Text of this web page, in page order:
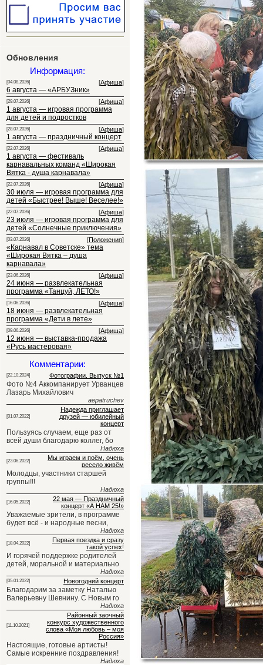
Обновления
Информация:
[04.08.2026] [Афиша]
6 августа — «АРБУЗник»
[29.07.2026] [Афиша]
1 августа — игровая программа
для детей и подростков
[28.07.2026] [Афиша]
1 августа — праздничный концерт
[22.07.2026] [Афиша]
1 августа — фестиваль
карнавальных команд «Широкая
Вятка - душа карнавала»
[22.07.2026] [Афиша]
30 июля — игровая программа для
детей «Быстрее! Выше! Веселее!»
[22.07.2026] [Афиша]
23 июля — игровая программа для
детей «Солнечные приключения»
[03.07.2026] [Положения]
«Карнавал в Советске» тема
«Широкая Вятка – душа
карнавала»
[23.06.2026] [Афиша]
24 июня — развлекательная
программа «Танцуй, ЛЕТО!»
[16.06.2026] [Афиша]
18 июня — развлекательная
программа «Дети в лете»
[09.06.2026] [Афиша]
12 июня — выставка-продажа
«Русь мастеровая»
Комментарии:
[22.10.2024] Фотографии. Выпуск №1
Фото №4 Аккомпанирует Урванцев
Лазарь Михайлович
aepatruchev
[01.07.2022]
Надежда приглашает
друзей — юбилейный
концерт
Пользуясь случаем, еще раз от
всей души благодарю коллег, бо
Надюха
[23.06.2022]
Мы играем и поём, очень
весело живём
Молодцы, участники старшей
группы!!!
Надюха
[16.05.2022]
22 мая — Праздничный
концерт «А НАМ 25!»
Уважаемые зрители, в программе
будет всё - и народные песни,
Надюха
[18.04.2022]
Первая поездка и сразу
такой успех!
И горячей поддержке родителей
детей, моральной и материально
Надюха
[05.01.2022] Новогодний концерт
Благодарим за заметку Наталью
Валерьевну Шевнину. С Новым го
Надюха
[11.10.2021]
Районный заочный
конкурс художественного
слова «Моя любовь – моя
Россия»
Настоящие, готовые артисты!
Самые искренние поздравления!
Надюха